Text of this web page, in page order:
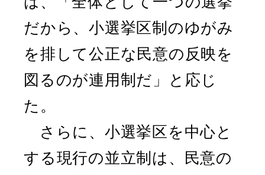
だから、小選挙区制のゆがみ
を排して公正な民意の反映を
図るのが連用制だ」と応じ
た。
さらに、小選挙区を中心と
する現行の並立制は、民意の